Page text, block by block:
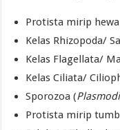
Protista mirip
Kelas Rhizopoda/
Kelas Flagellata/
Kelas Ciliata/
Sporozoa (
Protista mirip